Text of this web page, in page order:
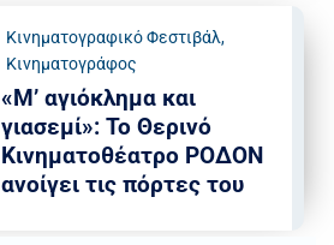
Κινηματογραφικό Φεστιβάλ,
Κινηματογράφος
«Μ’ αγιόκλημα και
γιασεμί»: Το Θερινό
Κινηματοθέατρο ΡΟΔΟΝ
ανοίγει τις πόρτες του